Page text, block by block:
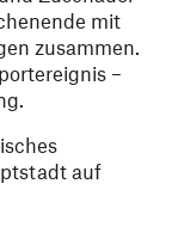
mit
zusammen.
–
auf